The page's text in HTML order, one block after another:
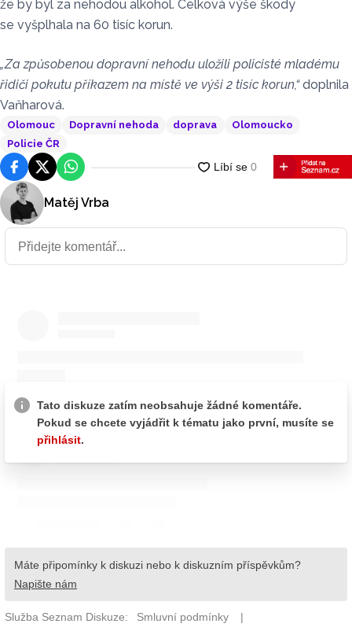
že by byl za nehodou alkohol. Celková výše škody
se vyšplhala na 60 tisíc korun.
„Za způsobenou dopravní nehodu uložili policisté mladému
řidiči pokutu příkazem na místě ve výši 2 tisíc korun,“doplnila
Vaňharová.
Olomouc Dopravní nehoda doprava
Olomoucko
Policie ČR
FacebookPlatforma X
WhatsApp
Matěj Vrba